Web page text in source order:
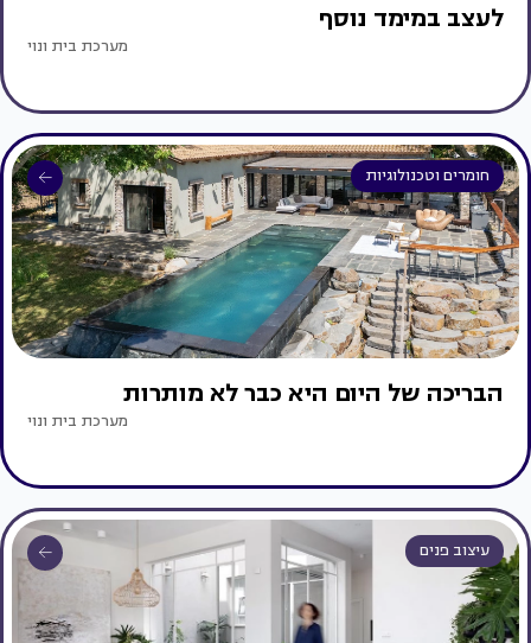
לעצב במימד נוסף
מערכת בית ונוי
חומרים וטכנולוגיות
הבריכה של היום היא כבר לא מותרות
מערכת בית ונוי
עיצוב פנים